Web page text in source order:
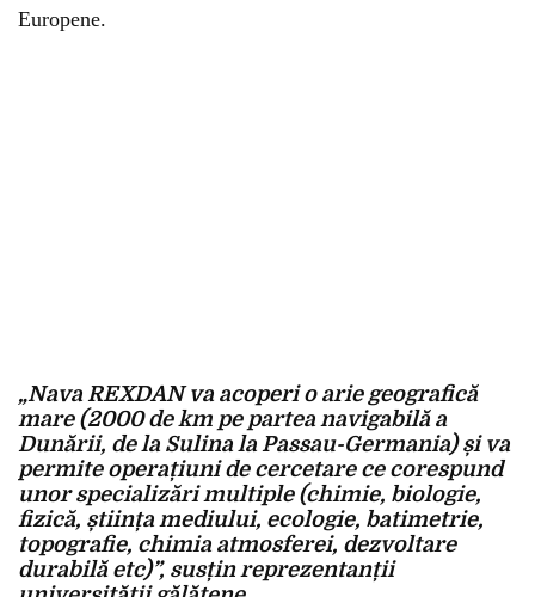
Europene.
„Nava REXDAN va acoperi o arie geografică
mare (2000 de km pe partea navigabilă a
Dunării, de la Sulina la Passau-Germania) și va
permite operațiuni de cercetare ce corespund
unor specializări multiple (chimie, biologie,
fizică, știința mediului, ecologie, batimetrie,
topografie, chimia atmosferei, dezvoltare
durabilă etc)”, susțin reprezentanții